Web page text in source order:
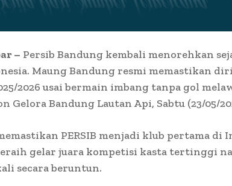
– Persib Bandung kembali menorehkan
Maung Bandung resmi memastikan
2026 usai bermain imbang tanpa gol
Gelora Bandung Lautan Api, Sabtu (23/05/
PERSIB menjadi klub pertama di
gelar juara kompetisi kasta tertinggi
secara beruntun.